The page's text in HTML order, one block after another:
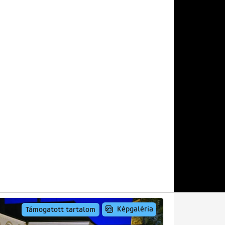
Támogatott tartalom Képgaléria